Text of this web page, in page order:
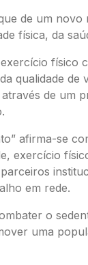
de um novo
física, da
físico
qualidade de
de um
afirma-se
exercício
em rede.
o
uma